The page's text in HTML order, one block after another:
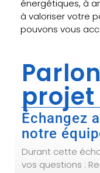
énergétiques, à
à valoriser votre
pouvons vous
projet
Échangez
notre
Durant cette
vos questions :